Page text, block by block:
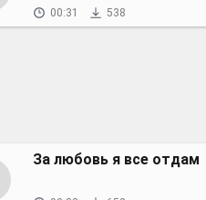
00:31 538
За любовь я все отдам